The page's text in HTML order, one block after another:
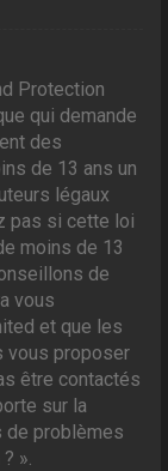
Protection
qui demande
des
de 13 ans un
légaux
pas si cette loi
moins de 13
de
vous
et que les
vous proposer
être contactés
sur la
de problèmes
».